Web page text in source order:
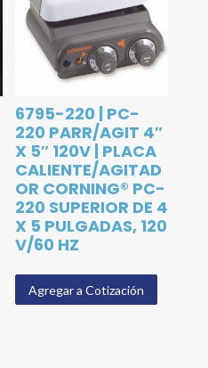
6795-220 | PC-
220 PARR/AGIT 4″
X 5″ 120V | PLACA
CALIENTE/AGITAD
OR CORNING® PC-
220 SUPERIOR DE 4
X 5 PULGADAS, 120
V/60 HZ
Agregar a Cotización